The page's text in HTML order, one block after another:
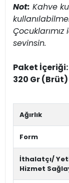
Not: Kahve
sevinsin.
Paket
320 Gr (Brüt)
Ağırlık
Form
İthalatçı/
Hizmet